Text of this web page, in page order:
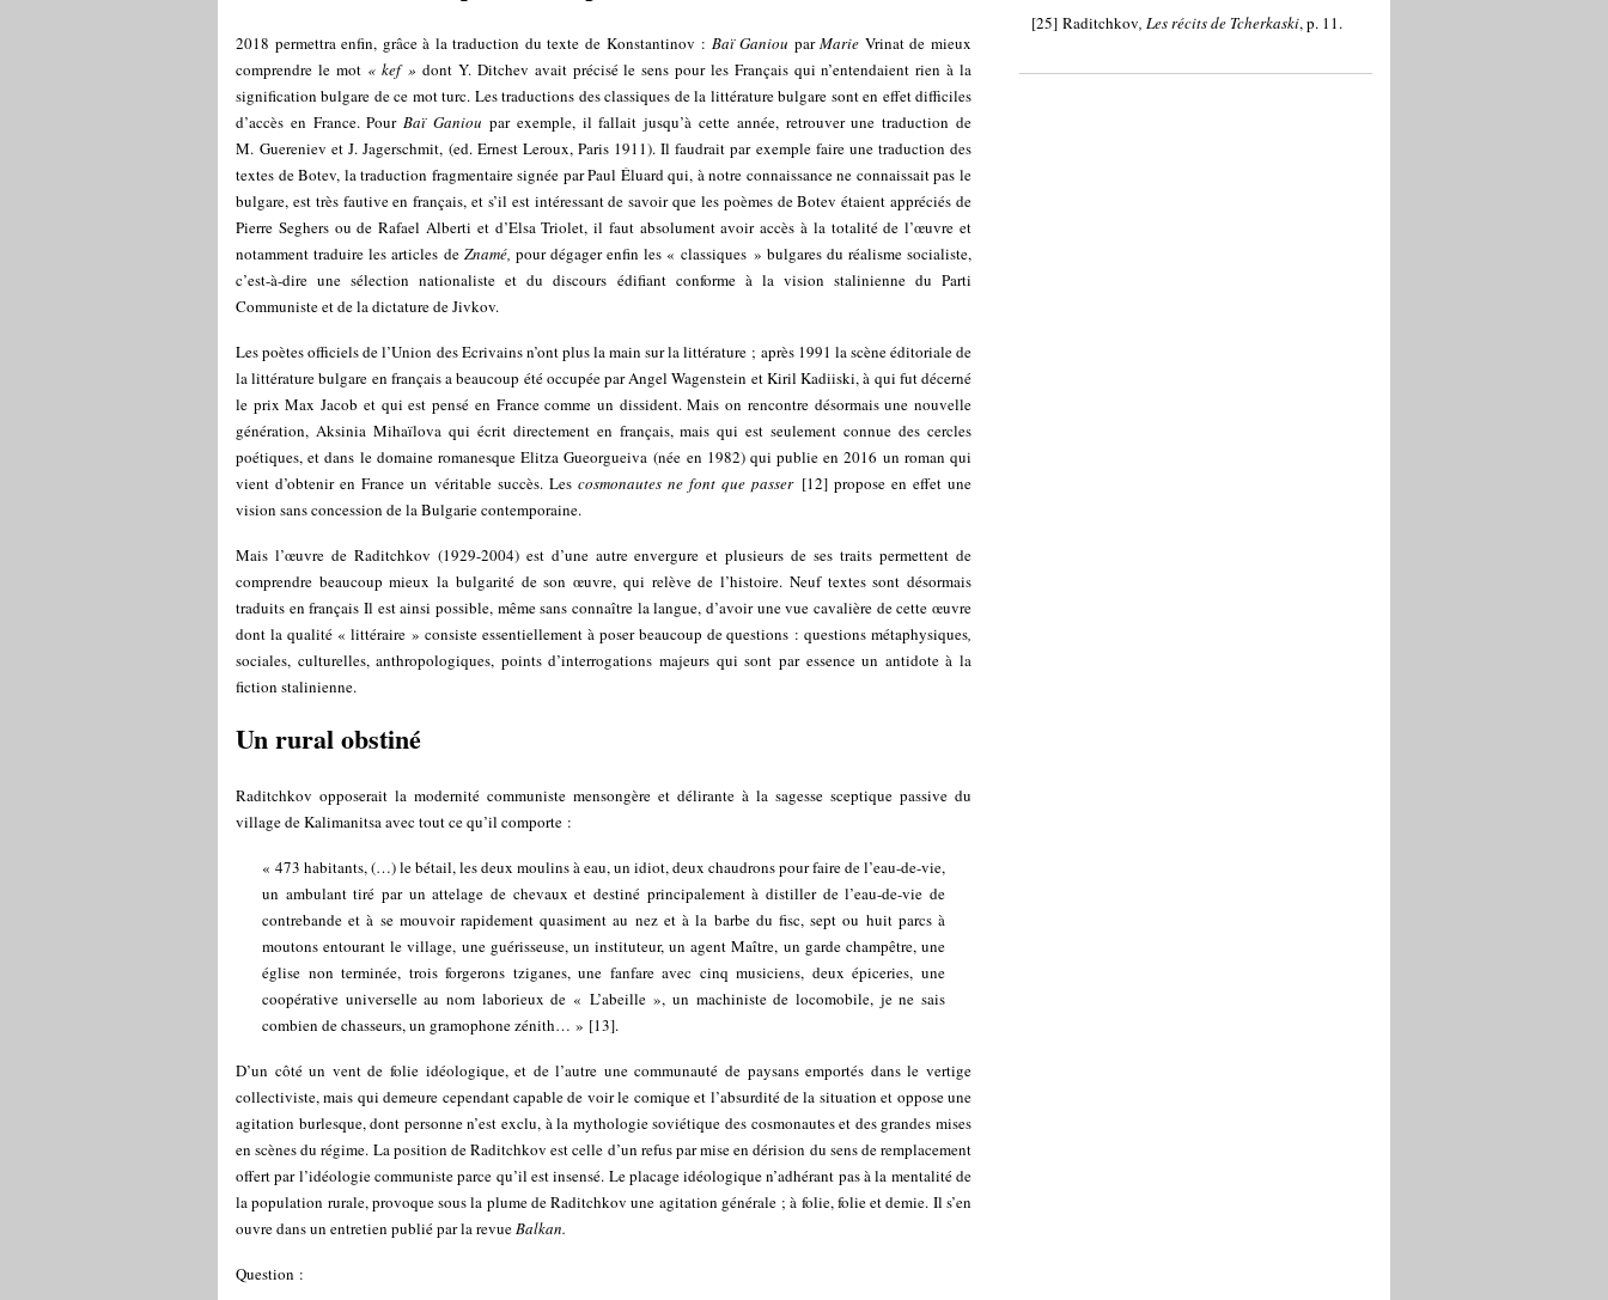
2018 permettra enfin, grâce à la traduction du texte de Konstantinov : Baï Ganiou parMarie Vrinat de mieux
comprendre le mot « kef » dont Y. Ditchev avait précisé le sens pour les Français qui n’entendaient rien à la
signification bulgare de ce mot turc. Les traductions des classiques de la littérature bulgare sont en effet difficiles
d’accès en France. PourBaï Ganiou par exemple, il fallait jusqu’à cette année, retrouver une traduction de
M. Guereniev et J. Jagerschmit, (ed. Ernest Leroux, Paris 1911). Il faudrait par exemple faire une traduction des
textes de Botev, la traduction fragmentaire signée par Paul Éluard qui, à notre connaissance ne connaissait pas le
bulgare, est très fautive en français, et s’il est intéressant de savoir que les poèmes de Botev étaient appréciés de
Pierre Seghers ou de Rafael Alberti et d’Elsa Triolet, il faut absolument avoir accès à la totalité de l’œuvre et
notamment traduire les articles de Znamé, pour dégager enfin les « classiques » bulgares du réalisme socialiste,
c’est-à-dire une sélection nationaliste et du discours édifiant conforme à la vision stalinienne du Parti
Communiste et de la dictature de Jivkov.
Les poètes officiels de l’Union des Ecrivains n’ont plus la main sur la littérature ; après 1991 la scène éditoriale de
la littérature bulgare en français a beaucoup été occupée par Angel Wagenstein et Kiril Kadiiski, à qui fut décerné
le prix Max Jacob et qui est pensé en France comme un dissident. Mais on rencontre désormais une nouvelle
génération, Aksinia Mihaïlova qui écrit directement en français, mais qui est seulement connue des cercles
poétiques, et dans le domaine romanesque Elitza Gueorgueiva (née en 1982) qui publie en 2016 un roman qui
vient d’obtenir en France un véritable succès. Les cosmonautes ne font que passer[12] propose en effet une
vision sans concession de la Bulgarie contemporaine.
Mais l’œuvre de Raditchkov (1929-2004) est d’une autre envergure et plusieurs de ses traits permettent de
comprendre beaucoup mieux la bulgarité de son œuvre, qui relève de l’histoire. Neuf textes sont désormais
traduits en français Il est ainsi possible, même sans connaître la langue, d’avoir une vue cavalière de cette œuvre
dont la qualité « littéraire » consiste essentiellement à poser beaucoup de questions : questions métaphysiques,
sociales, culturelles, anthropologiques, points d’interrogations majeurs qui sont par essence un antidote à la
fiction stalinienne.
Un rural obstiné
Raditchkov opposerait la modernité communiste mensongère et délirante à la sagesse sceptique passive du
village de Kalimanitsa avec tout ce qu’il comporte :
« 473 habitants, (…) le bétail, les deux moulins à eau, un idiot, deux chaudrons pour faire de l’eau-de-vie,
un ambulant tiré par un attelage de chevaux et destiné principalement à distiller de l’eau-de-vie de
contrebande et à se mouvoir rapidement quasiment au nez et à la barbe du fisc, sept ou huit parcs à
moutons entourant le village, une guérisseuse, un instituteur, un agent Maître, un garde champêtre, une
église non terminée, trois forgerons tziganes, une fanfare avec cinq musiciens, deux épiceries, une
coopérative universelle au nom laborieux de « L’abeille », un machiniste de locomobile, je ne sais
combien de chasseurs, un gramophone zénith… » [13].
D’un côté un vent de folie idéologique, et de l’autre une communauté de paysans emportés dans le vertige
collectiviste, mais qui demeure cependant capable de voir le comique et l’absurdité de la situation et oppose une
agitation burlesque, dont personne n’est exclu, à la mythologie soviétique des cosmonautes et des grandes mises
en scènes du régime. La position de Raditchkov est celle d’un refus par mise en dérision du sens de remplacement
offert par l’idéologie communiste parce qu’il est insensé. Le placage idéologique n’adhérant pas à la mentalité de
la population rurale, provoque sous la plume de Raditchkov une agitation générale ; à folie, folie et demie. Il s’en
ouvre dans un entretien publié par la revueBalkan.
Question :
[25] Raditchkov, Les récits de Tcherkaski, p. 11.